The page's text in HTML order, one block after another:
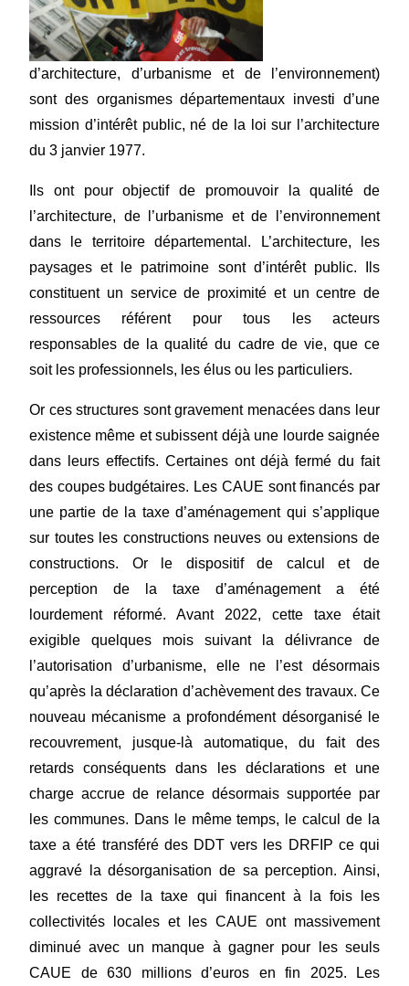
d’architecture, d’urbanisme et de l’environnement)
sont des organismes départementaux investi d’une
mission d’intérêt public, né de la loi sur l’architecture
du 3 janvier 1977.
Ils ont pour objectif de promouvoir la qualité de
l’architecture, de l’urbanisme et de l’environnement
dans le territoire départemental. L’architecture, les
paysages et le patrimoine sont d’intérêt public. Ils
constituent un service de proximité et un centre de
ressources référent pour tous les acteurs
responsables de la qualité du cadre de vie, que ce
soit les professionnels, les élus ou les particuliers.
Or ces structures sont gravement menacées dans leur
existence même et subissent déjà une lourde saignée
dans leurs effectifs. Certaines ont déjà fermé du fait
des coupes budgétaires. Les CAUE sont financés par
une partie de la taxe d’aménagement qui s’applique
sur toutes les constructions neuves ou extensions de
constructions. Or le dispositif de calcul et de
perception de la taxe d’aménagement a été
lourdement réformé. Avant 2022, cette taxe était
exigible quelques mois suivant la délivrance de
l’autorisation d’urbanisme, elle ne l’est désormais
qu’après la déclaration d’achèvement des travaux. Ce
nouveau mécanisme a profondément désorganisé le
recouvrement, jusque-là automatique, du fait des
retards conséquents dans les déclarations et une
charge accrue de relance désormais supportée par
les communes. Dans le même temps, le calcul de la
taxe a été transféré des DDT vers les DRFIP ce qui
aggravé la désorganisation de sa perception. Ainsi,
les recettes de la taxe qui financent à la fois les
collectivités locales et les CAUE ont massivement
diminué avec un manque à gagner pour les seuls
CAUE de 630 millions d’euros en fin 2025. Les